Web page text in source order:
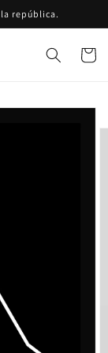
república.
Carrito